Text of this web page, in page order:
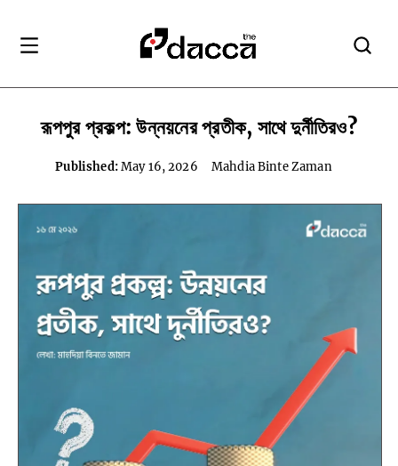
রূপপুর প্রকল্প: উন্নয়নের প্রতীক, সাথে দুর্নীতিরও?
Published:May 16, 2026 Mahdia Binte Zaman